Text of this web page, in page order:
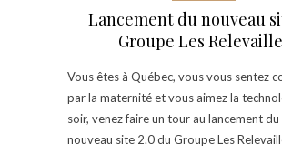
Lancement du nouveau
Groupe Les
Vous êtes à Québec, vous vous sentez
par la maternité et vous aimez la
soir, venez faire un tour au lancement
nouveau site 2.0 du Groupe Les